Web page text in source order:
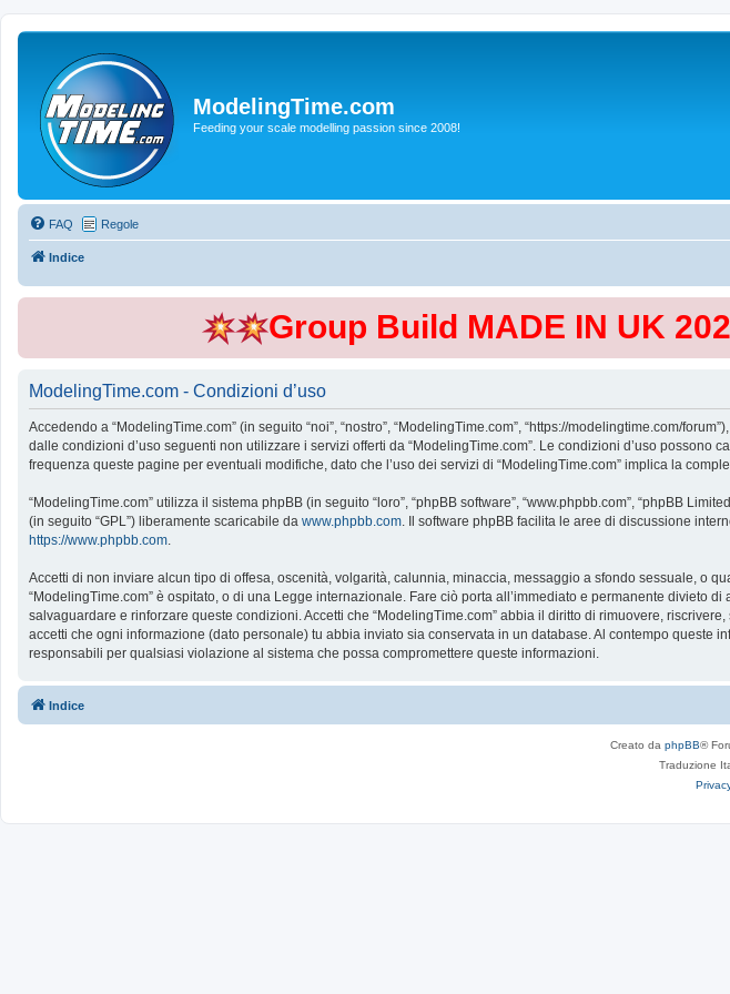
ModelingTime.com
Feeding your scale modelling passion since 2008!
FAQ Regole
Indice
Group Build MADE IN UK
ModelingTime.com - Condizioni d’uso
Accedendo a “ModelingTime.com” (in seguito “noi”, “nostro”, “ModelingTime.com”, “https://modelingtime.com/
dalle condizioni d’uso seguenti non utilizzare i servizi offerti da “ModelingTime.com”. Le condizioni d’uso
frequenza queste pagine per eventuali modifiche, dato che l’uso dei servizi di “ModelingTime.com” implica la
“ModelingTime.com” utilizza il sistema phpBB (in seguito “loro”, “phpBB software”, “www.phpbb.com”, “phpBB
(in seguito “GPL”) liberamente scaricabile da www.phpbb.com. Il software phpBB facilita le aree di discussione
https://www.phpbb.com.
Accetti di non inviare alcun tipo di offesa, oscenità, volgarità, calunnia, minaccia, messaggio a sfondo sessuale, o
“ModelingTime.com” è ospitato, o di una Legge internazionale. Fare ciò porta all’immediato e permanente divieto
salvaguardare e rinforzare queste condizioni. Accetti che “ModelingTime.com” abbia il diritto di rimuovere,
accetti che ogni informazione (dato personale) tu abbia inviato sia conservata in un database. Al contempo
responsabili per qualsiasi violazione al sistema che possa compromettere queste informazioni.
Indice
Creato da phpBB®
Traduzione